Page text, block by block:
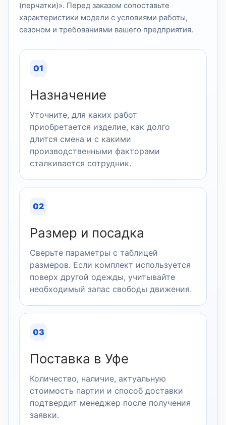
(перчатки)». Перед заказом сопоставьте
характеристики модели с условиями работы,
сезоном и требованиями вашего предприятия.
01
Назначение
Уточните, для каких работ
приобретается изделие, как долго
длится смена и с какими
производственными факторами
сталкивается сотрудник.
02
Размер и посадка
Сверьте параметры с таблицей
размеров. Если комплект используется
поверх другой одежды, учитывайте
необходимый запас свободы движения.
03
Поставка в Уфе
Количество, наличие, актуальную
стоимость партии и способ доставки
подтвердит менеджер после получения
заявки.